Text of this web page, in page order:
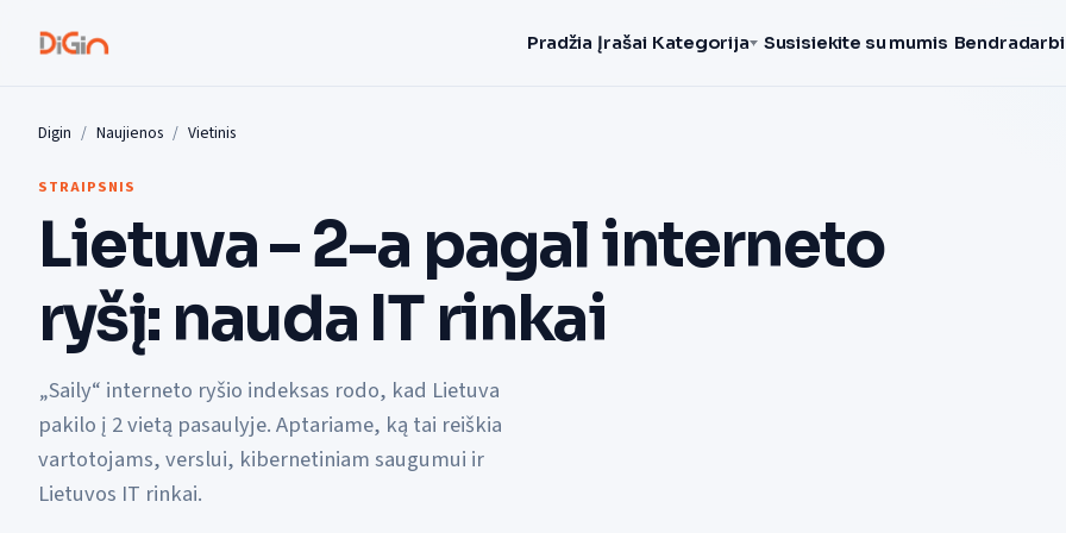
Pradžia Įrašai Kategorija Susisiekite su mumis
Digin Naujienos Vietinis
STRAIPSNIS
Lietuva – 2-a pagal interneto
ryšį: nauda IT rinkai
„Saily“ interneto ryšio indeksas rodo, kad Lietuva
pakilo į 2 vietą pasaulyje. Aptariame, ką tai reiškia
vartotojams, verslui, kibernetiniam saugumui ir
Lietuvos IT rinkai.